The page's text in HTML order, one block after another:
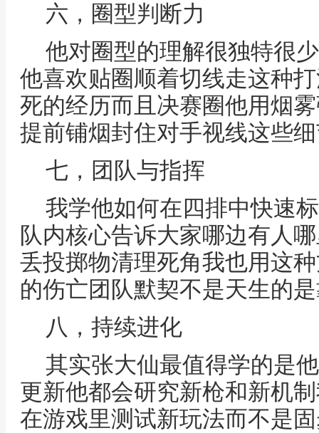
六，圈型判断力
他对圈型的理解很独特很
他喜欢贴圈顺着切线走这种
死的经历而且决赛圈他用烟
提前铺烟封住对手视线这些
七，团队与指挥
我学他如何在四排中快速
队内核心告诉大家哪边有人
丢投掷物清理死角我也用这
的伤亡团队默契不是天生的
八，持续进化
其实张大仙最值得学的是
更新他都会研究新枪和新机
在游戏里测试新玩法而不是